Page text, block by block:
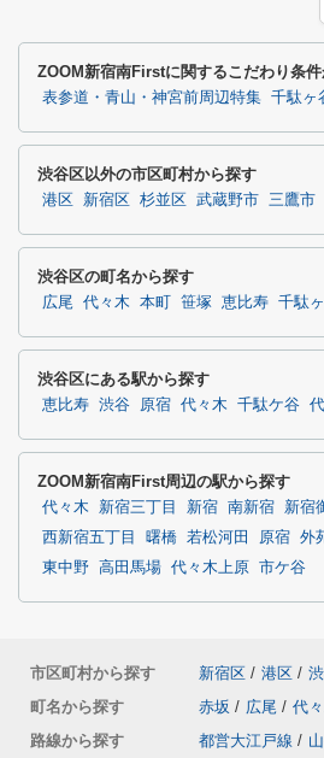
ZOOM新宿南Firstに関するこだわり条
表参道・青山・神宮前周辺特集 千駄ヶ
渋谷区以外の市区町村から探す
港区 新宿区 杉並区 武蔵野市 三鷹市
渋谷区の町名から探す
広尾 代々木 本町 笹塚 恵比寿 千駄
渋谷区にある駅から探す
恵比寿 渋谷 原宿 代々木 千駄ケ谷
ZOOM新宿南First周辺の駅から探す
代々木 新宿三丁目 新宿 南新宿 新宿
西新宿五丁目
曙橋 若松河田 原宿 外
東中野
高田馬場 代々木上原 市ケ谷
市区町村から探す 新宿区 / 港区 /
町名から探す
赤坂 / 広尾 / 代
路線から探す
都営大江戸線 /